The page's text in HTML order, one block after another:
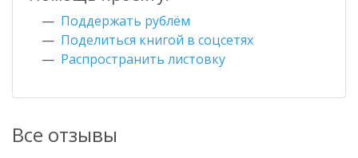
Все отзывы
Поддержать рублём
Поделиться книгой в соцсетях
Распространить листовку